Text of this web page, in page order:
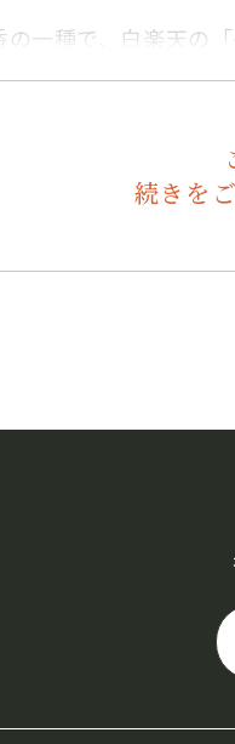
の一種で、白楽天の
続きを